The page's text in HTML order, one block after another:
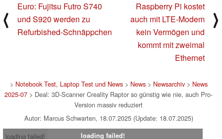
⟨
Euro: Fujitsu Futro S740
und S920 werden zu
Refurbished-Schnäppchen
Raspberry Pi kostet
auch mit LTE-Modem
kein Vermögen und
kommt mit zweimal
Ethernet
⟩
> Notebook Test, Laptop Test und News> News> Newsarchiv> News
2025-07 > Deal: 3D-Scanner Creality Raptor so günstig wie nie, auch Pro-
Version massiv reduziert
Autor: Marcus Schwarten, 18.07.2025 (Update: 18.07.2025)
loading failed!
loading failed!